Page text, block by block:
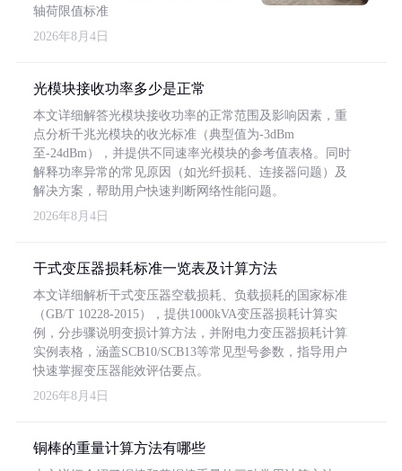
轴荷限值标准
2026年8月4日
光模块接收功率多少是正常
本文详细解答光模块接收功率的正常范围及影响因素，重
点分析千兆光模块的收光标准（典型值为-3dBm
至-24dBm），并提供不同速率光模块的参考值表格。同时
解释功率异常的常见原因（如光纤损耗、连接器问题）及
解决方案，帮助用户快速判断网络性能问题。
2026年8月4日
干式变压器损耗标准一览表及计算方法
本文详细解析干式变压器空载损耗、负载损耗的国家标准
（GB/T 10228-2015），提供1000kVA变压器损耗计算实
例，分步骤说明变损计算方法，并附电力变压器损耗计算
实例表格，涵盖SCB10/SCB13等常见型号参数，指导用户
快速掌握变压器能效评估要点。
2026年8月4日
铜棒的重量计算方法有哪些